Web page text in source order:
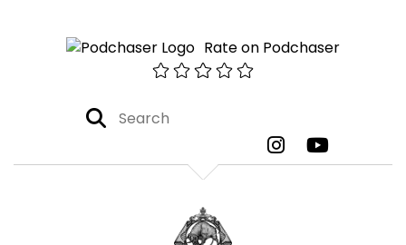
Rate on Podchaser